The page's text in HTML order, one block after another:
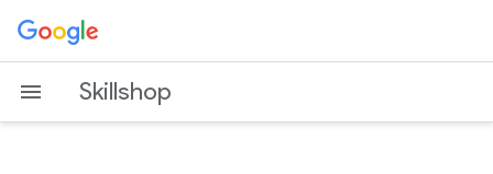
Skillshop